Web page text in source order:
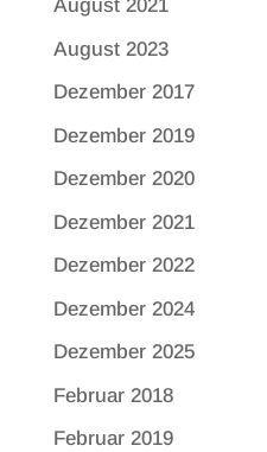
August 2021
August 2023
Dezember 2017
Dezember 2019
Dezember 2020
Dezember 2021
Dezember 2022
Dezember 2024
Dezember 2025
Februar 2018
Februar 2019